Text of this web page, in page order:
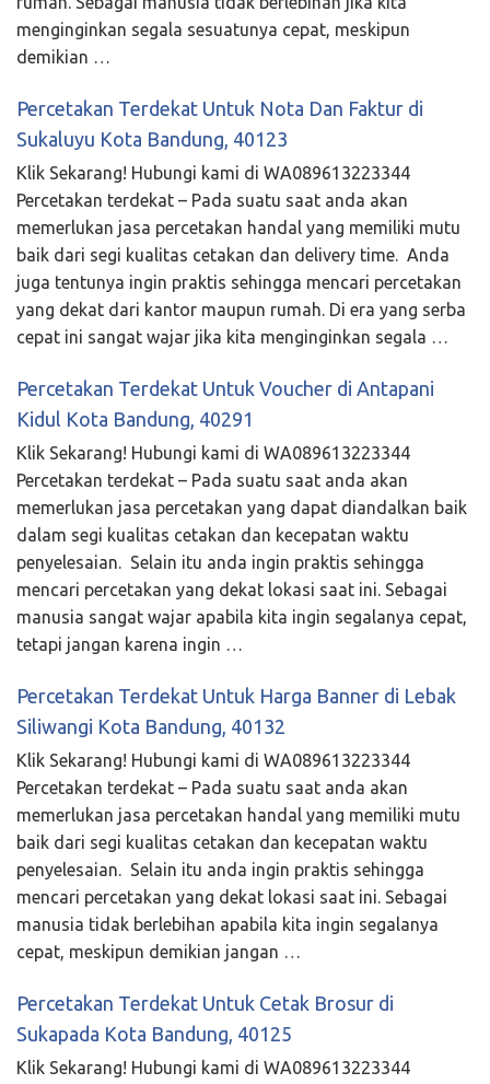
menginginkan segala sesuatunya cepat, meskipun
demikian …
Percetakan Terdekat Untuk Nota Dan Faktur di
Sukaluyu Kota Bandung, 40123
Klik Sekarang! Hubungi kami di WA089613223344
Percetakan terdekat – Pada suatu saat anda akan
memerlukan jasa percetakan handal yang memiliki mutu
baik dari segi kualitas cetakan dan delivery time. Anda
juga tentunya ingin praktis sehingga mencari percetakan
yang dekat dari kantor maupun rumah. Di era yang serba
cepat ini sangat wajar jika kita menginginkan segala …
Percetakan Terdekat Untuk Voucher di Antapani
Kidul Kota Bandung, 40291
Klik Sekarang! Hubungi kami di WA089613223344
Percetakan terdekat – Pada suatu saat anda akan
memerlukan jasa percetakan yang dapat diandalkan baik
dalam segi kualitas cetakan dan kecepatan waktu
penyelesaian. Selain itu anda ingin praktis sehingga
mencari percetakan yang dekat lokasi saat ini. Sebagai
manusia sangat wajar apabila kita ingin segalanya cepat,
tetapi jangan karena ingin …
Percetakan Terdekat Untuk Harga Banner di Lebak
Siliwangi Kota Bandung, 40132
Klik Sekarang! Hubungi kami di WA089613223344
Percetakan terdekat – Pada suatu saat anda akan
memerlukan jasa percetakan handal yang memiliki mutu
baik dari segi kualitas cetakan dan kecepatan waktu
penyelesaian. Selain itu anda ingin praktis sehingga
mencari percetakan yang dekat lokasi saat ini. Sebagai
manusia tidak berlebihan apabila kita ingin segalanya
cepat, meskipun demikian jangan …
Percetakan Terdekat Untuk Cetak Brosur di
Sukapada Kota Bandung, 40125
Klik Sekarang! Hubungi kami di WA089613223344